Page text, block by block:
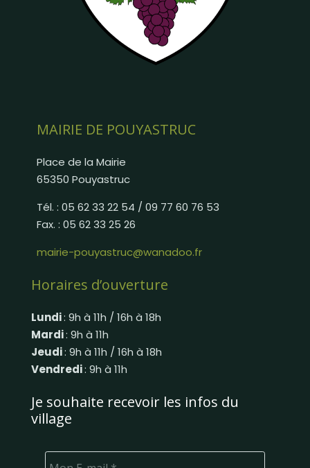
MAIRIE DE POUYASTRUC
Place de la Mairie
65350 Pouyastruc
Tél. : 05 62 33 22 54 / 09 77 60 76 53
Fax. : 05 62 33 25 26
mairie-pouyastruc@wanadoo.fr
Horaires d’ouverture
Lundi: 9h à 11h / 16h à 18h
Mardi: 9h à 11h
Jeudi: 9h à 11h / 16h à 18h
Vendredi: 9h à 11h
Je souhaite recevoir les infos du
village